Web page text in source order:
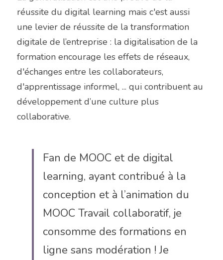
réussite du digital learning mais c'est aussi
une levier de réussite de la transformation
digitale de l’entreprise : la digitalisation de la
formation encourage les effets de réseaux,
d'échanges entre les collaborateurs,
d'apprentissage informel, ... qui contribuent au
développement d’une culture plus
collaborative.
Fan de MOOC et de digital
learning, ayant contribué à la
conception et à l’animation du
MOOC Travail collaboratif, je
consomme des formations en
ligne sans modération ! Je